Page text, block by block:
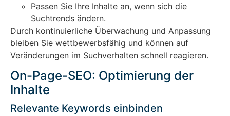
Passen Sie Ihre Inhalte an, wenn sich die
Suchtrends ändern.
Durch kontinuierliche Überwachung und Anpassung
bleiben Sie wettbewerbsfähig und können auf
Veränderungen im Suchverhalten schnell reagieren.
On-Page-SEO: Optimierung der
Inhalte
Relevante Keywords einbinden